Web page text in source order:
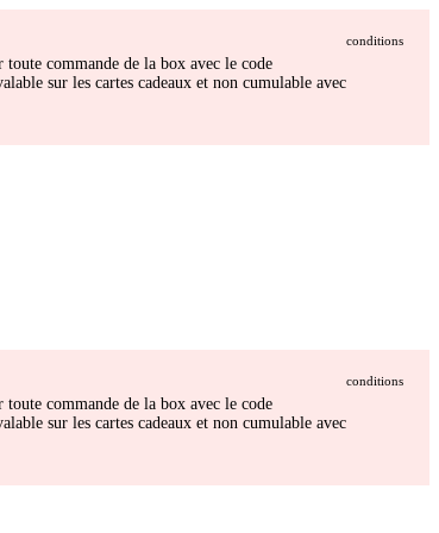
conditions
commande de la box avec le code
sur les cartes cadeaux et non cumulable avec
conditions
commande de la box avec le code
sur les cartes cadeaux et non cumulable avec